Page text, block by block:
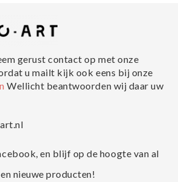
gerust contact op met onze
u mailt kijk ook eens bij onze
Wellicht beantwoorden wij daar uw
en blijf op de hoogte van al
nieuwe producten!